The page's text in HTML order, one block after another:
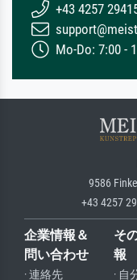
+43 4257
Mo-Do: 7:00 -
9586
+43 4257
企業情報＆
問い合わせ
· 連絡先
そ
報
· 自